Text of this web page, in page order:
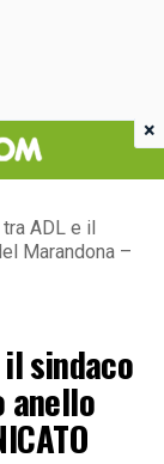
ADL e il
Marandona –
sindaco
×